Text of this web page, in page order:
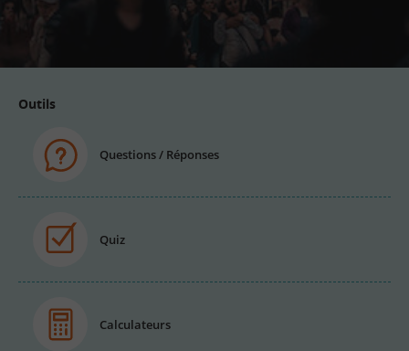
Outils
Questions / Réponses
Quiz
Calculateurs